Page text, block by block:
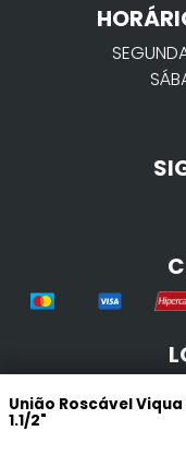
União Roscável Viqua
1.1/2"